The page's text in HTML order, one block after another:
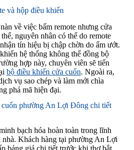
và hộp điều khiển
về việc bấm remote nhưng cửa
nguyên nhân có thể do remote
tín hiệu bị chập chờn do ẩm ướt.
hệ thống không thể đồng bộ
hợp này, chuyên viên sẽ tiến
bộ điều khiển cửa cuốn. Ngoài ra,
vụ sao chép và làm mới chìa
phá mã hiện đại.
cuốn phường An Lợi Đông chi tiết
bạch hóa hoàn toàn trong lĩnh
Khách hàng tại phường An Lợi